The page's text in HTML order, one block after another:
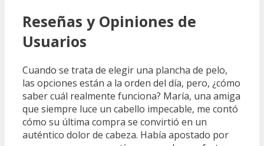
Reseñas y Opiniones de
Usuarios
Cuando se trata de elegir una plancha de pelo,
las opciones están a la orden del día, pero, ¿cómo
saber cuál realmente funciona? María, una amiga
que siempre luce un cabello impecable, me contó
cómo su última compra se convirtió en un
auténtico dolor de cabeza. Había apostado por